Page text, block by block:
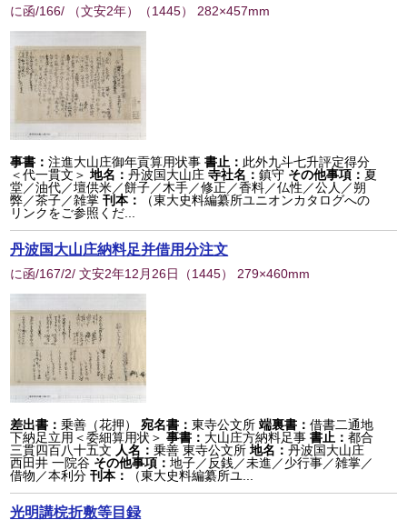
に函/166/ （文安2年） （1445） 282×457mm
事書：注進大山庄御年貢算用状事書止： 此外九斗七升評定得分
＜代一貫文＞ 地名：丹波国大山庄 寺社名：鎮守 その他事項： 夏
堂／油代／壇供米／餅子／木手／修正／香料／仏性／公人／朔
弊／茶子／雑掌 刊本：
（東大史料編纂所ユニオンカタログへの
リンクをご参照くだ...
丹波国大山庄納料足并借用分注文
に函/167/2/ 文安2年12月26日 （1445） 279×460mm
差出書：乗善（花押） 宛名書：東寺公文所 端裏書：借書二通地
下納足立用＜委細算用状＞ 事書： 大山庄方納料足事書止：都合
三貫四百八十五文 人名：乗善 東寺公文所 地名：丹波国大山庄
西田井 一院谷 その他事項：地子／反銭／未進／少行事／雑掌／
借物／本利分 刊本： （東大史料編纂所ユ...
光明講梡折敷等目録